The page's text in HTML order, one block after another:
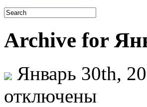
Archive for
Январь 30th,
отключены